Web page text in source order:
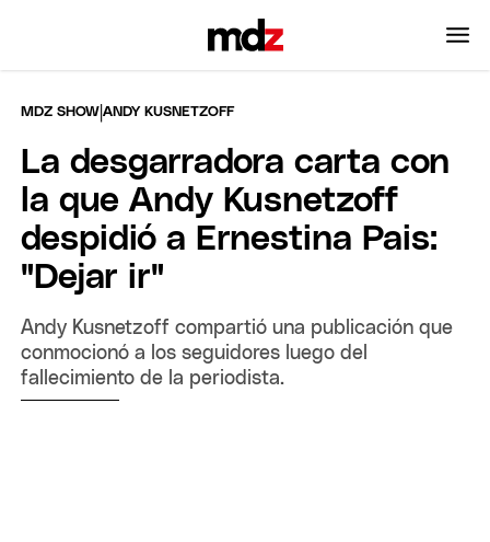
MDZ SHOW |ANDY KUSNETZOFF
La desgarradora carta con
la que Andy Kusnetzoff
despidió a Ernestina Pais:
"Dejar ir"
Andy Kusnetzoff compartió una publicación que
conmocionó a los seguidores luego del
fallecimiento de la periodista.